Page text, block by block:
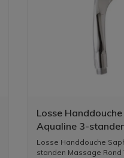
Losse
Aqualine 3-
Rond 7.9 cm
Losse Handdouche
standen Massage Rond